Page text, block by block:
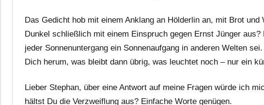
Das Gedicht hob mit einem Anklang an Hölderlin an, mit Brot
Dunkel schließlich mit einem Einspruch gegen Ernst Jünger
jeder Sonnenuntergang ein Sonnenaufgang in anderen Welten
Dich herum, was bleibt dann übrig, was leuchtet noch – nur ein
Lieber Stephan, über eine Antwort auf meine Fragen würde ich
hältst Du die Verzweiflung aus? Einfache Worte genügen.